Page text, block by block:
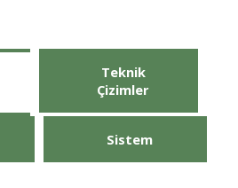
Teknik
Çizimler
Sistem